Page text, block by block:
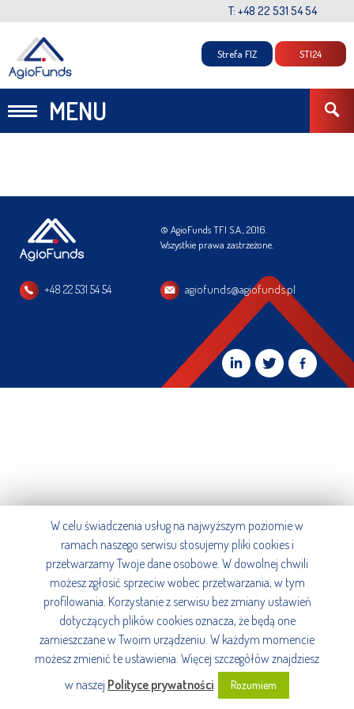
T: +48 22 531 54 54
MENU
Strefa FIZ STI24
© AgioFunds TFI S.A., 2016.
Wszystkie prawa zastrzeżone.
+48 22 531 54 54 agiofunds@agiofunds.pl
W celu świadczenia usług na najwyższym poziomie w
ramach naszego serwisu stosujemy pliki cookies i
przetwarzamy Twoje dane osobowe. W dowolnej chwili
możesz zgłosić sprzeciw wobec przetwarzania, w tym
profilowania. Korzystanie z serwisu bez zmiany ustawień
dotyczących plików cookies oznacza, że będą one
zamieszczane w Twoim urządzeniu. W każdym momencie
możesz zmienić te ustawienia. Więcej szczegółów znajdziesz
w naszej Polityce prywatności. Rozumiem